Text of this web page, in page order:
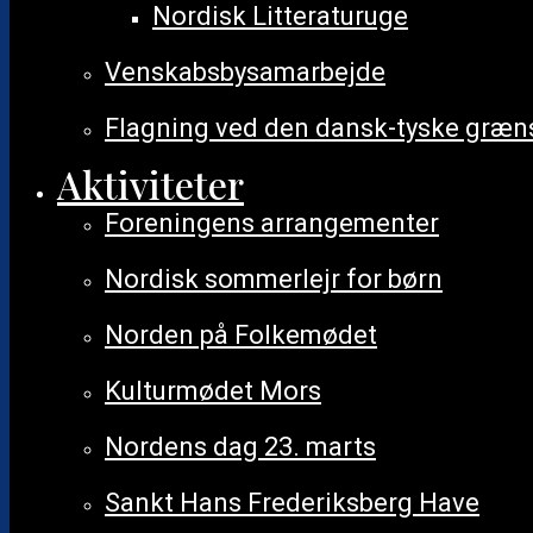
Nordisk Litteraturuge
Venskabsbysamarbejde
Flagning ved den dansk-tyske
Aktiviteter
Foreningens arrangementer
Nordisk sommerlejr for børn
Norden på Folkemødet
Kulturmødet Mors
Nordens dag 23. marts
Sankt Hans Frederiksberg Have